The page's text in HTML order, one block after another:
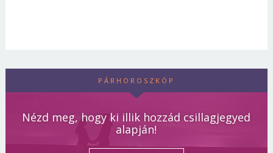
PÁRHOROSZKÓP
Nézd meg, hogy ki illik hozzád csillagjegyed
alapján!